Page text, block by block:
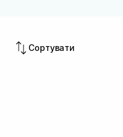
Сортувати